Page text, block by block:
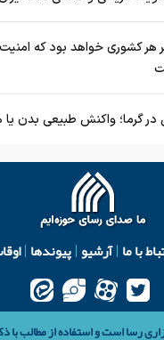
هر کشوری خواهد بود که
در گرما؛ واکنش طبیعی بدن
با ما آرشیو پیوندها
رسا است و استفاده از مطالب با